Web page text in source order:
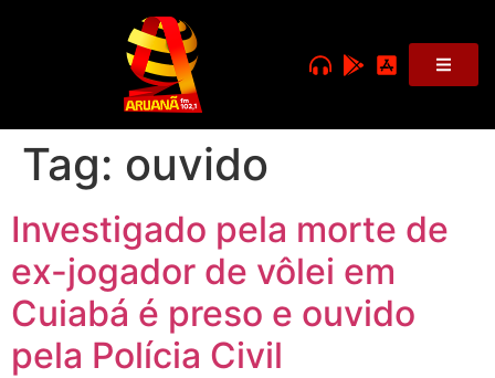
Tag: ouvido
Investigado pela morte de
ex-jogador de vôlei em
Cuiabá é preso e ouvido
pela Polícia Civil